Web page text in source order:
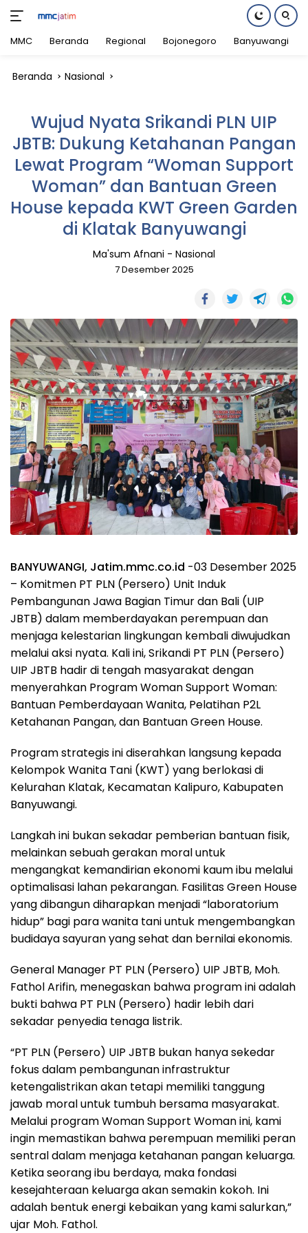
MMC Beranda Regional Bojonegoro Banyuwangi
Beranda Nasional
Wujud Nyata Srikandi PLN UIP
JBTB: Dukung Ketahanan Pangan
Lewat Program “Woman Support
Woman” dan Bantuan Green
House kepada KWT Green Garden
di Klatak Banyuwangi
Ma'sum Afnani - Nasional
7 Desember 2025
BANYUWANGI, Jatim.mmc.co.id -03 Desember 2025
– Komitmen PT PLN (Persero) Unit Induk
Pembangunan Jawa Bagian Timur dan Bali (UIP
JBTB) dalam memberdayakan perempuan dan
menjaga kelestarian lingkungan kembali diwujudkan
melalui aksi nyata. Kali ini, Srikandi PT PLN (Persero)
UIP JBTB hadir di tengah masyarakat dengan
menyerahkan Program Woman Support Woman:
Bantuan Pemberdayaan Wanita, Pelatihan P2L
Ketahanan Pangan, dan Bantuan Green House.
Program strategis ini diserahkan langsung kepada
Kelompok Wanita Tani (KWT) yang berlokasi di
Kelurahan Klatak, Kecamatan Kalipuro, Kabupaten
Banyuwangi.
Langkah ini bukan sekadar pemberian bantuan fisik,
melainkan sebuah gerakan moral untuk
mengangkat kemandirian ekonomi kaum ibu melalui
optimalisasi lahan pekarangan. Fasilitas Green House
yang dibangun diharapkan menjadi “laboratorium
hidup” bagi para wanita tani untuk mengembangkan
budidaya sayuran yang sehat dan bernilai ekonomis.
General Manager PT PLN (Persero) UIP JBTB, Moh.
Fathol Arifin, menegaskan bahwa program ini adalah
bukti bahwa PT PLN (Persero) hadir lebih dari
sekadar penyedia tenaga listrik.
“PT PLN (Persero) UIP JBTB bukan hanya sekedar
fokus dalam pembangunan infrastruktur
ketengalistrikan akan tetapi memiliki tanggung
jawab moral untuk tumbuh bersama masyarakat.
Melalui program Woman Support Woman ini, kami
ingin memastikan bahwa perempuan memiliki peran
sentral dalam menjaga ketahanan pangan keluarga.
Ketika seorang ibu berdaya, maka fondasi
kesejahteraan keluarga akan semakin kokoh. Ini
adalah bentuk energi kebaikan yang kami salurkan,”
ujar Moh. Fathol.